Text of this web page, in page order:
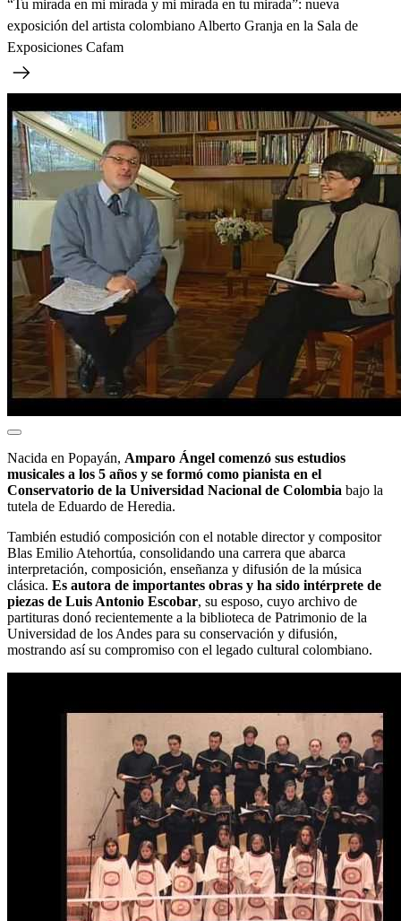
“Tu mirada en mi mirada y mi mirada en tu mirada”: nueva
exposición del artista colombiano Alberto Granja en la Sala de
Exposiciones Cafam
Nacida en Popayán, Amparo Ángel comenzó sus estudios
musicales a los 5 años y se formó como pianista en el
Conservatorio de la Universidad Nacional de Colombia bajo la
tutela de Eduardo de Heredia.
También estudió composición con el notable director y compositor
Blas Emilio Atehortúa, consolidando una carrera que abarca
interpretación, composición, enseñanza y difusión de la música
clásica. Es autora de importantes obras y ha sido intérprete de
piezas de Luis Antonio Escobar, su esposo, cuyo archivo de
partituras donó recientemente a la biblioteca de Patrimonio de la
Universidad de los Andes para su conservación y difusión,
mostrando así su compromiso con el legado cultural colombiano.​